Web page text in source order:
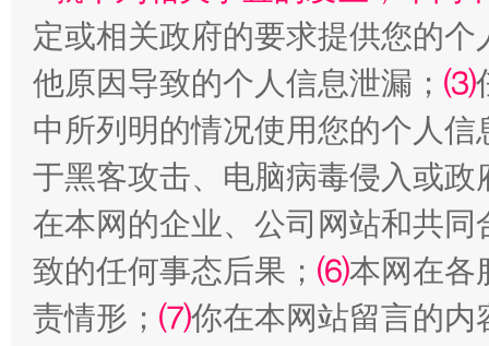
全民健身五年计划来了！等你上场
定或相关政府的要求提供您的个
他原因导致的个人信息泄漏； ⑶
中所列明的情况使用您的个人
于黑客攻击、电脑病毒侵入或
在本网的企业、公司网站和共
致的任何事态后果； ⑹本网在各
责情形； ⑺你在本网站留言的内